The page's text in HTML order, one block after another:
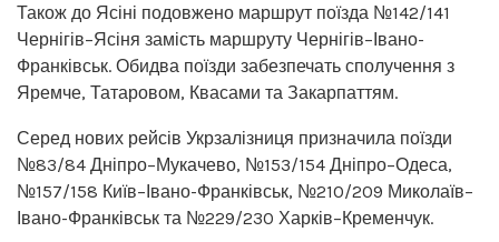
Також до Ясіні подовжено маршрут поїзда №142/141
Чернігів–Ясіня замість маршруту Чернігів–Івано-
Франківськ. Обидва поїзди забезпечать сполучення з
Яремче, Татаровом, Квасами та Закарпаттям.
Серед нових рейсів Укрзалізниця призначила поїзди
№83/84 Дніпро–Мукачево, №153/154 Дніпро–Одеса,
№157/158 Київ–Івано-Франківськ, №210/209 Миколаїв–
Івано-Франківськ та №229/230 Харків–Кременчук.